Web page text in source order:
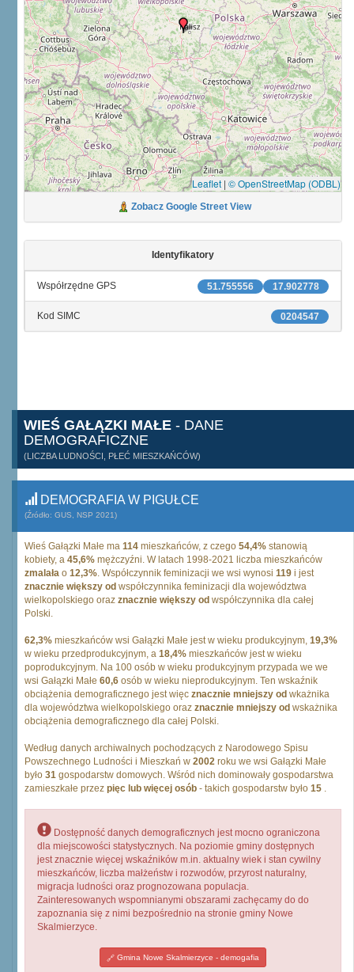
Leaflet | © OpenStreetMap (ODBL)
Zobacz Google Street View
Identyfikatory
17.902778
51.755556
Współrzędne GPS
0204547
Kod SIMC
WIEŚ GAŁĄZKI MAŁE - DANE
DEMOGRAFICZNE
(LICZBA LUDNOŚCI, PŁEĆ MIESZKAŃCÓW)
DEMOGRAFIA W PIGUŁCE
(Źródło: GUS, NSP 2021)
Wieś Gałązki Małe ma 114 mieszkańców, z czego 54,4% stanowią
kobiety, a 45,6% mężczyźni. W latach 1998-2021 liczba mieszkańców
zmalała o 12,3%. Współczynnik feminizacji we wsi wynosi 119 i jest
znacznie większy od współczynnika feminizacji dla województwa
wielkopolskiego oraz znacznie większy od współczynnika dla całej
Polski.
62,3% mieszkańców wsi Gałązki Małe jest w wieku produkcyjnym, 19,3%
w wieku przedprodukcyjnym, a 18,4% mieszkańców jest w wieku
poprodukcyjnym. Na 100 osób w wieku produkcyjnym przypada we we
wsi Gałązki Małe 60,6 osób w wieku nieprodukcyjnym. Ten wskaźnik
obciążenia demograficznego jest więc znacznie mniejszy od wkażnika
dla województwa wielkopolskiego oraz znacznie mniejszy od wskażnika
obciążenia demograficznego dla całej Polski.
Według danych archiwalnych pochodzących z Narodowego Spisu
Powszechnego Ludności i Mieszkań w 2002 roku we wsi Gałązki Małe
było 31 gospodarstw domowych. Wśród nich dominowały gospodarstwa
zamieszkałe przez pięc lub więcej osób - takich gospodarstw było 15 .
Dostępność danych demograficznych jest mocno ograniczona
dla miejscowości statystycznych. Na poziomie gminy dostępnych
jest znacznie więcej wskaźników m.in. aktualny wiek i stan cywilny
mieszkańców, liczba małżeństw i rozwodów, przyrost naturalny,
migracja ludności oraz prognozowana populacja.
Zainteresowanych wspomnianymi obszarami zachęcamy do do
zapoznania się z nimi bezpośrednio na stronie gminy Nowe
Skalmierzyce.
Gmina Nowe Skalmierzyce - demogafia